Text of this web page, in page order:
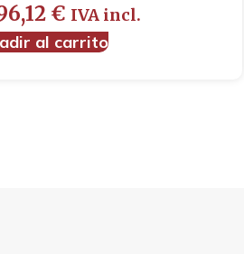
€ IVA incl.
al carrito